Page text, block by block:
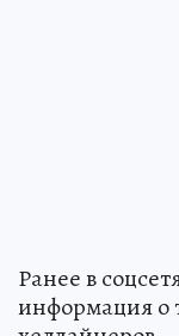
Ранее в
информация о